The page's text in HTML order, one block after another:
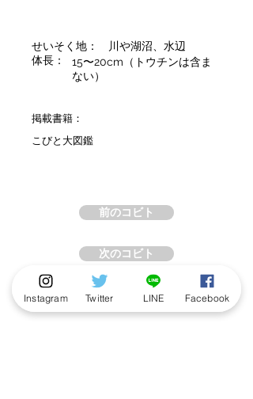
せいそく地：
川や湖沼、水辺
体長：
15〜20cm（トウチンは含ま
ない）
掲載書籍：
こびと大図鑑
前のコビト
次のコビト
Instagram Twitter LINE Facebook